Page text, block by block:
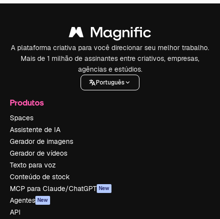
A plataforma criativa para você direcionar seu melhor trabalho.
Mais de 1 milhão de assinantes entre criativos, empresas,
agências e estúdios.
Português
Produtos
Spaces
Assistente de IA
Gerador de imagens
Gerador de vídeos
Texto para voz
Conteúdo de stock
MCP para Claude/ChatGPT New
Agentes New
API